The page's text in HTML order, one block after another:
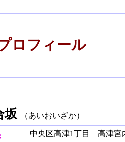
フィール
坂 （あいおいざか）
中央区高津1丁目 高津宮